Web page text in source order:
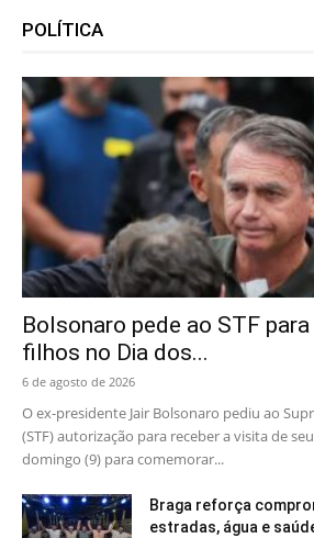
POLÍTICA
Bolsonaro pede ao STF
filhos no Dia dos...
6 de agosto de 2026
O ex-presidente Jair Bolsonaro pediu ao
(STF) autorização para receber a visita de
domingo (9) para comemorar...
Braga reforça
estradas, água e